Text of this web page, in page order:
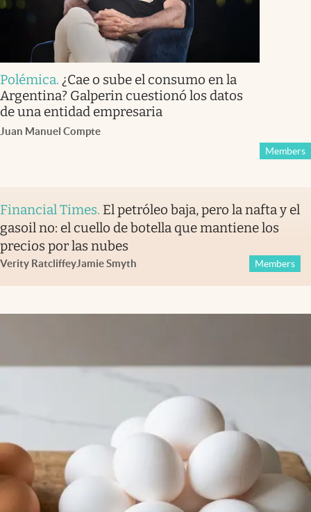
Polémica. ¿Cae o sube el consumo en la
Argentina? Galperin cuestionó los datos
de una entidad empresaria
Juan Manuel Compte
Members
Financial Times. El petróleo baja, pero la nafta y el
gasoil no: el cuello de botella que mantiene los
precios por las nubes
Verity RatcliffeyJamie Smyth Members